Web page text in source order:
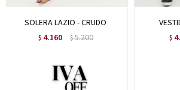
SOLERA LAZIO - CRUDO
$ 4.160 $5.200 $